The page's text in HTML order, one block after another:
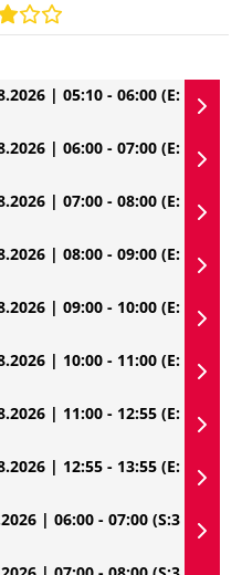
| 05:10 - 06:00 (E:
| 06:00 - 07:00 (E:
| 07:00 - 08:00 (E:
| 08:00 - 09:00 (E:
| 09:00 - 10:00 (E:
| 10:00 - 11:00 (E:
| 11:00 - 12:55 (E:
| 12:55 - 13:55 (E:
| 06:00 - 07:00 (S:3